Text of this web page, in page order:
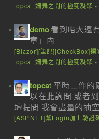
topcat 姍舞之間的極度凝聚 -
demo 看到喵大還
章」內
[Blazor][筆記][CheckBox]撰
topcat 姍舞之間的極度凝聚 -
topcat 平時工作的
以在此詢問 或者
壇提問 我會盡量的抽
[ASP.NET]幫Login加上驗證